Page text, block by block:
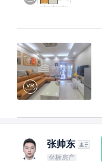
张帅东
坐标房产